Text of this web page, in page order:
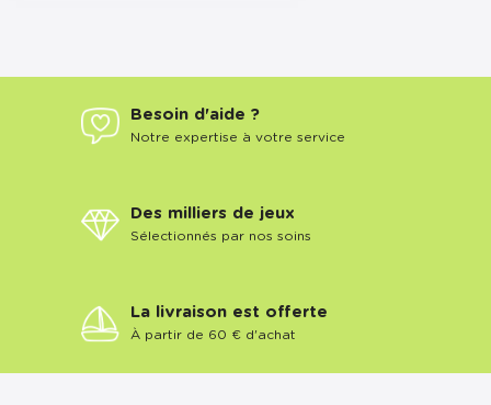
Besoin d'aide ?
Notre expertise à votre service
Des milliers de jeux
Sélectionnés par nos soins
La livraison est offerte
À partir de 60 € d'achat